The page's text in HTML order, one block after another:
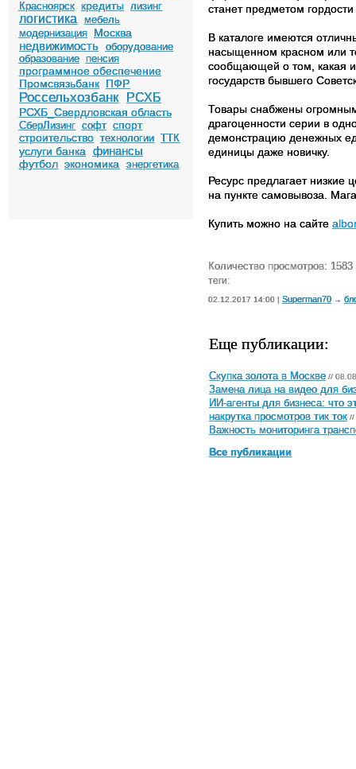
Красноярск кредиты лизинг
логистика
мебель
модернизация
Москва
недвижимость оборудование
образование пенсия
программное обеспечение
Промсвязьбанк ПФР
Россельхозбанк РСХБ
РСХБ_Свердловская область
СберЛизинг софт спорт
строительство технологии ТТК
услуги банка финансы
футбол экономика энергетика
станет предметом
В каталоге имеются
насыщенном красном или
сообщающей о том, какая
государств бывшего
Товары снабжены огромным
драгоценности серии в
демонстрацию денежных
единицы даже новичку.
Ресурс предлагает низкие
на пункте самовывоза.
Купить можно на сайте
Количество просмотров: 1583
теги:
02.12.2017 14:00 | Superman70 →
Еще публикации:
Скупка золота в Москве //
Замена лица на видео для
ИИ-агенты для бизнеса: что
накрутка просмотров тик ток //
Важность мониторинга
Все публикации